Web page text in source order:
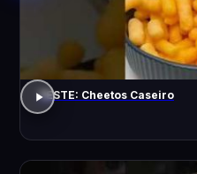
TESTE: Cheetos Caseiro